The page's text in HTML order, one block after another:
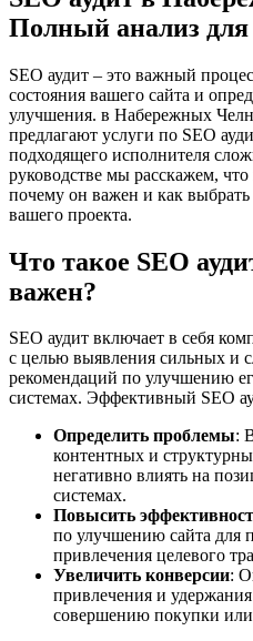
Полный анализ
SEO аудит – это важный
состояния вашего сайта и
улучшения. в Набережных
предлагают услуги по SEO
подходящего исполнителя
руководстве мы расскажем, что
почему он важен и как
вашего проекта.
Что такое SEO
важен?
SEO аудит включает в себя
с целью выявления сильных и
рекомендаций по улучшению
системах. Эффективный SEO
Определить проблемы:
контентных и
негативно влиять на
системах.
Повысить
по улучшению сайта для
привлечения целевого
Увеличить конверсии:
привлечения и
совершению покупки или